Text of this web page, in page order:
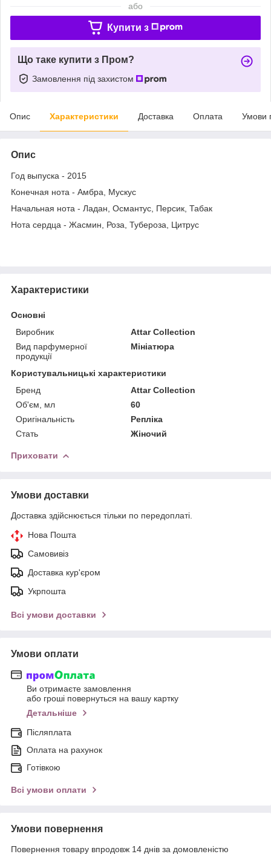
або
Купити з
Що таке купити з Пром?
Замовлення під захистом
Опис Характеристики Доставка Оплата Умови
Опис
Год выпуска - 2015
Конечная нота - Амбра, Мускус
Начальная нота - Ладан, Османтус, Персик, Табак
Нота сердца - Жасмин, Роза, Тубероза, Цитрус
Характеристики
Основні
Виробник
Attar Collection
Вид парфумерної
продукції
Мініатюра
Користувальницькі характеристики
Бренд
Attar Collection
Об'єм, мл
60
Оригінальність
Репліка
Стать
Жіночий
Приховати
Умови доставки
Доставка здійснюється тільки по передоплаті.
Нова Пошта
Самовивіз
Доставка кур'єром
Укрпошта
Всі умови доставки
Умови оплати
Ви отримаєте замовлення
або гроші повернуться на вашу картку
Детальніше
Післяплата
Оплата на рахунок
Готівкою
Всі умови оплати
Умови повернення
Повернення товару впродовж 14 днів за домовленістю